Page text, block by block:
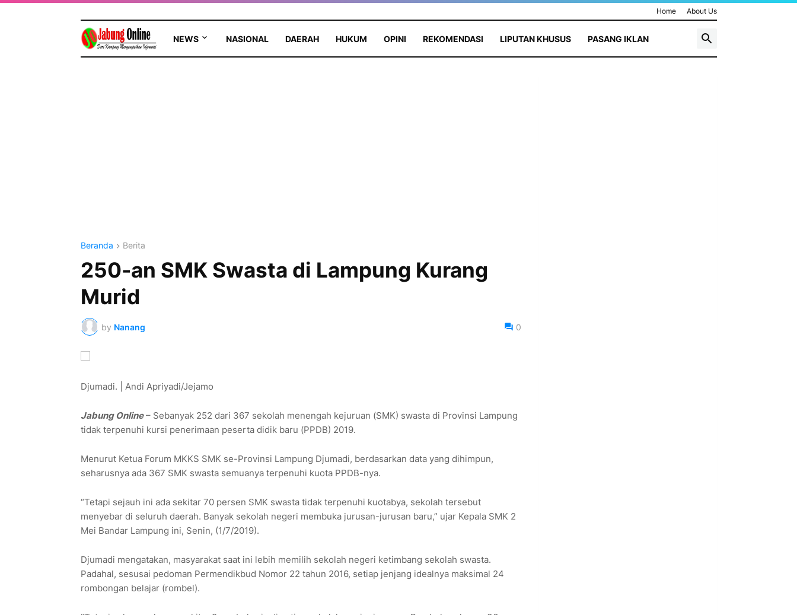
Home About Us
NEWS NASIONAL DAERAH HUKUM OPINI REKOMENDASI LIPUTAN KHUSUS PASANG IKLAN
Beranda Berita
250-an SMK Swasta di Lampung Kurang
Murid
by Nanang 0
Djumadi. | Andi Apriyadi/Jejamo
Jabung Online– Sebanyak 252 dari 367 sekolah menengah kejuruan (SMK) swasta di Provinsi Lampung
tidak terpenuhi kursi penerimaan peserta didik baru (PPDB) 2019.
Menurut Ketua Forum MKKS SMK se-Provinsi Lampung Djumadi, berdasarkan data yang dihimpun,
seharusnya ada 367 SMK swasta semuanya terpenuhi kuota PPDB-nya.
“Tetapi sejauh ini ada sekitar 70 persen SMK swasta tidak terpenuhi kuotabya, sekolah tersebut
menyebar di seluruh daerah. Banyak sekolah negeri membuka jurusan-jurusan baru,” ujar Kepala SMK 2
Mei Bandar Lampung ini, Senin, (1/7/2019).
Djumadi mengatakan, masyarakat saat ini lebih memilih sekolah negeri ketimbang sekolah swasta.
Padahal, sesusai pedoman Permendikbud Nomor 22 tahun 2016, setiap jenjang idealnya maksimal 24
rombongan belajar (rombel).